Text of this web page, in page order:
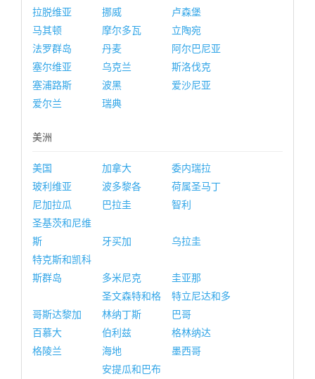
拉脱维亚
挪威
卢森堡
马其顿
摩尔多瓦
立陶宛
法罗群岛
丹麦
阿尔巴尼亚
塞尔维亚
乌克兰
斯洛伐克
塞浦路斯
波黑
爱沙尼亚
爱尔兰
瑞典
美洲
美国 加拿大
委内瑞拉
玻利维亚
波多黎各
荷属圣马丁
尼加拉瓜
巴拉圭
智利
圣基茨和尼维
斯
牙买加
乌拉圭
特克斯和凯科
斯群岛
多米尼克 圭亚那
哥斯达黎加
圣文森特和格
林纳丁斯
特立尼达和多
巴哥
百慕大
伯利兹
格林纳达
格陵兰
海地 墨西哥
安提瓜和巴布